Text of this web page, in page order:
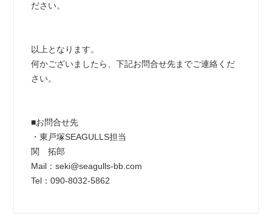
ださい。
以上となります。
何かございましたら、下記お問合せ先までご連絡くだ
さい。
■お問合せ先
・東戸塚SEAGULLS担当
関 拓郎
Mail：seki@seagulls-bb.com
Tel：090-8032-5862